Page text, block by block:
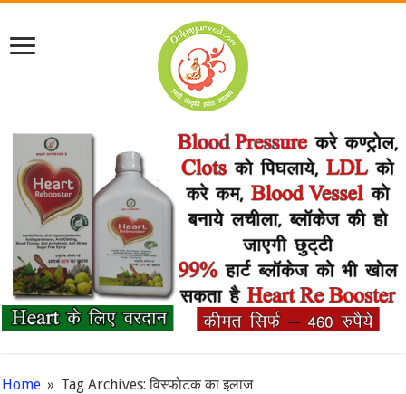
Home » Tag Archives: विस्फोटक का इलाज